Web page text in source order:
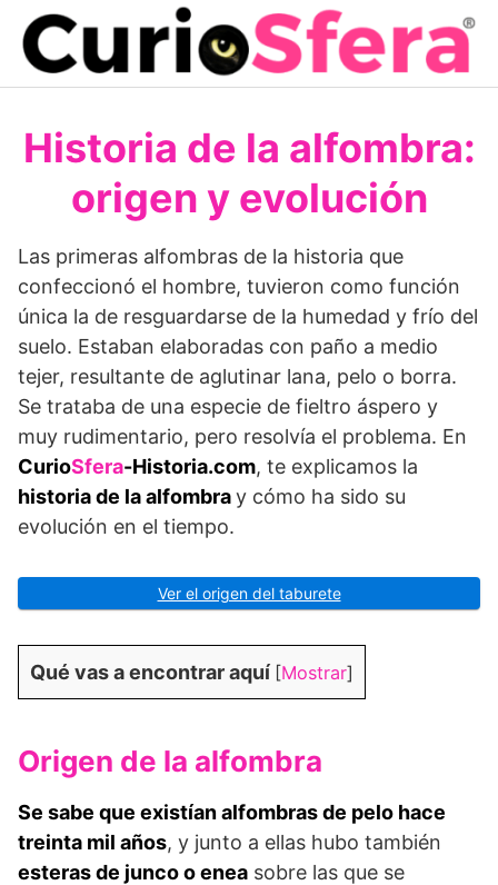
Saltar
contenido
Historia de la alfombra:
origen y evolución
Las primeras alfombras de la historia que
confeccionó el hombre, tuvieron como función
única la de resguardarse de la humedad y frío del
suelo. Estaban elaboradas con paño a medio
tejer, resultante de aglutinar lana, pelo o borra.
Se trataba de una especie de fieltro áspero y
muy rudimentario, pero resolvía el problema. En
CurioSfera-Historia.com, te explicamos la
historia de la alfombray cómo ha sido su
evolución en el tiempo.
Ver el origen del taburete
Qué vas a encontrar aquí [Mostrar]
Origen de la alfombra
Se sabe que existían alfombras de pelo hace
treinta mil años, y junto a ellas hubo también
esteras de junco o enea sobre las que se